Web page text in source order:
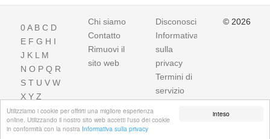
inteso
Utilizziamo i cookie per offrirti una migliore esperienza
online. Utilizzando il nostro sito web accetti l'uso dei cookie
in conformità con la nostra Informativa sulla privacy
0A B C D
E F G H I
J K L M
N O P Q R
S T U V W
X Y Z
Chi siamo
Contatto
Rimuovi il
sito web
Disconoscimento
Informativa
sulla
privacy
Termini di
servizio
© 2026